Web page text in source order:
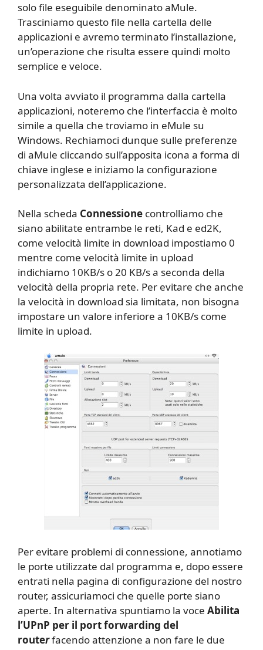
solo file eseguibile denominato aMule.
Trasciniamo questo file nella cartella delle
applicazioni e avremo terminato l’installazione,
un’operazione che risulta essere quindi molto
semplice e veloce.
Una volta avviato il programma dalla cartella
applicazioni, noteremo che l’interfaccia è molto
simile a quella che troviamo in eMule su
Windows. Rechiamoci dunque sulle preferenze
di aMule cliccando sull’apposita icona a forma di
chiave inglese e iniziamo la configurazione
personalizzata dell’applicazione.
Nella scheda Connessione controlliamo che
siano abilitate entrambe le reti, Kad e ed2K,
come velocità limite in download impostiamo 0
mentre come velocità limite in upload
indichiamo 10KB/s o 20 KB/s a seconda della
velocità della propria rete. Per evitare che anche
la velocità in download sia limitata, non bisogna
impostare un valore inferiore a 10KB/s come
limite in upload.
Per evitare problemi di connessione, annotiamo
le porte utilizzate dal programma e, dopo essere
entrati nella pagina di configurazione del nostro
router, assicuriamoci che quelle porte siano
aperte. In alternativa spuntiamo la voce Abilita
l’UPnP per il port forwarding del
routerfacendo attenzione a non fare le due